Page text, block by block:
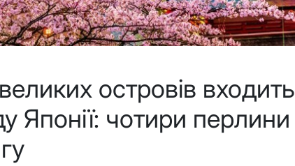
островів входить
Японії: чотири перлини